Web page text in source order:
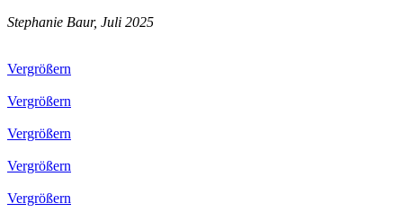
Stephanie Baur, Juli 2025
Vergrößern
Vergrößern
Vergrößern
Vergrößern
Vergrößern